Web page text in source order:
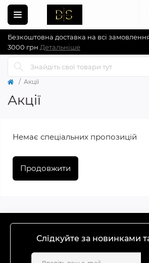
Безкоштовна доставка на всі
3000 грн Детальніше
Акції
Акції
Немає спеціальних пропозицій
Продовжити
Слідкуйте за новинками